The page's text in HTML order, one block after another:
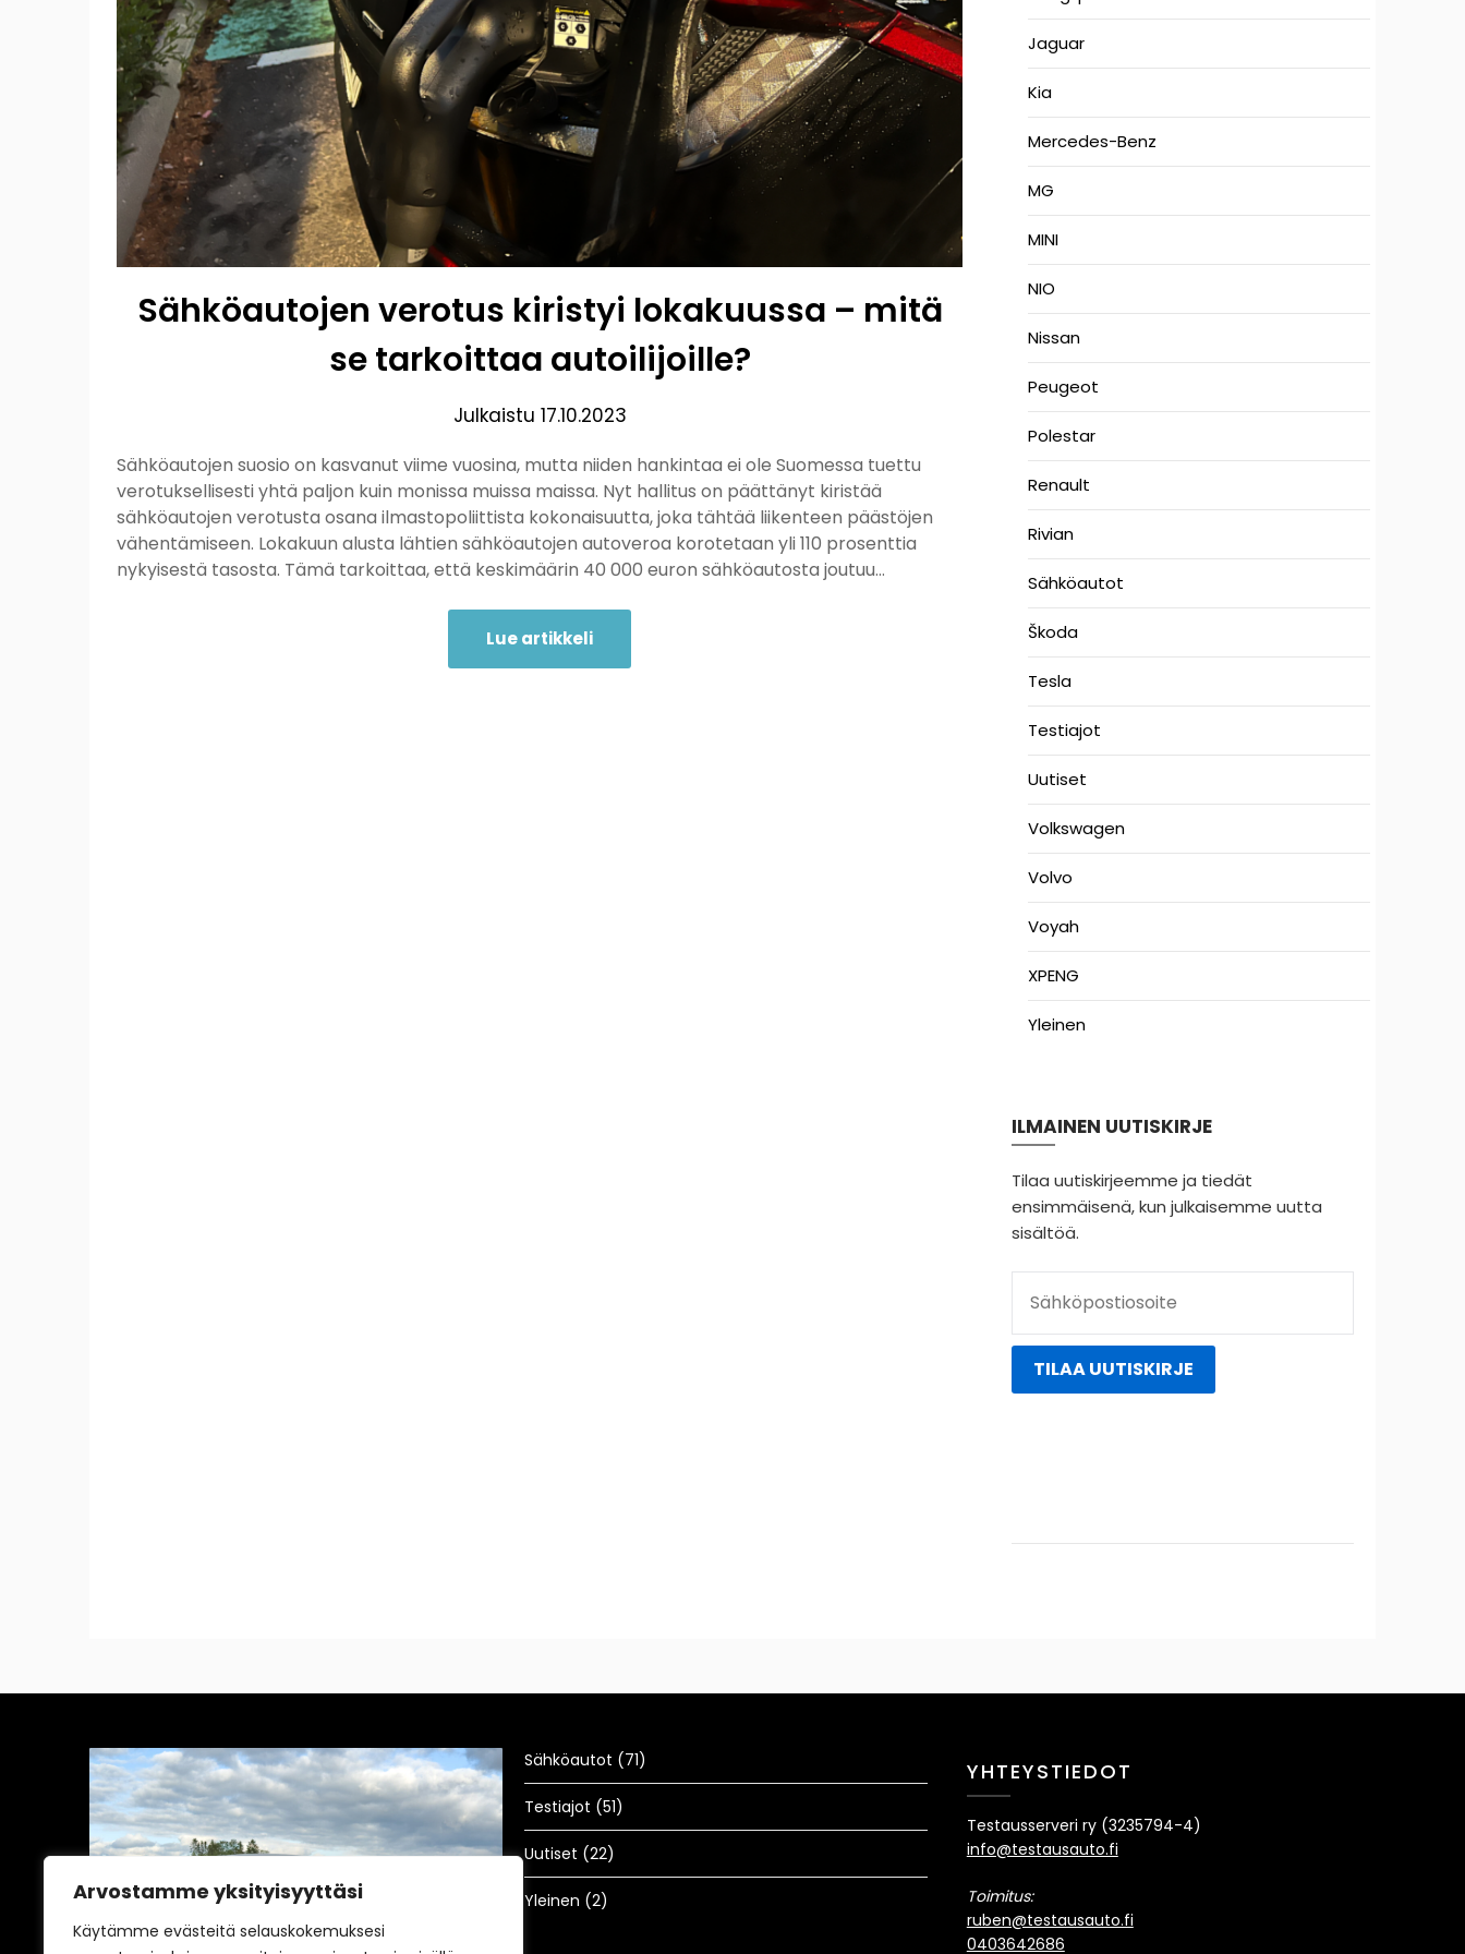
Arvostamme yksityisyyttäsi
Käytämme evästeitä selauskokemuksesi
Sähköautojen verotus kiristyi lokakuussa – mitä
se tarkoittaa autoilijoille?
Julkaistu 17.10.2023
Sähköautojen suosio on kasvanut viime vuosina, mutta niiden hankintaa ei ole Suomessa tuettu
verotuksellisesti yhtä paljon kuin monissa muissa maissa. Nyt hallitus on päättänyt kiristää
sähköautojen verotusta osana ilmastopoliittista kokonaisuutta, joka tähtää liikenteen päästöjen
vähentämiseen. Lokakuun alusta lähtien sähköautojen autoveroa korotetaan yli 110 prosenttia
nykyisestä tasosta. Tämä tarkoittaa, että keskimäärin 40 000 euron sähköautosta joutuu…
Lue artikkeli
Jaguar
Kia
Mercedes-Benz
MG
MINI
NIO
Nissan
Peugeot
Polestar
Renault
Rivian
Sähköautot
Škoda
Tesla
Testiajot
Uutiset
Volkswagen
Volvo
Voyah
XPENG
Yleinen
ILMAINEN UUTISKIRJE
Tilaa uutiskirjeemme ja tiedät
ensimmäisenä, kun julkaisemme uutta
sisältöä.
Yleinen
Uutiset
Vuoden 2025 parhaimmat
31.12.2025
Audi
Sähköautot Testiajot
Sähköautot (71)
Testiajot (51)
Uutiset (22)
Yleinen (2)
YHTEYSTIEDOT
Testausserveri ry (3235794-4)
info@testausauto.fi
Toimitus:
ruben@testausauto.fi
0403642686